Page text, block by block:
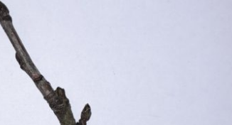
Nuss